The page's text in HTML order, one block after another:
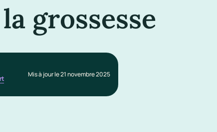
grossesse
Mis à jour le 21 novembre 2025